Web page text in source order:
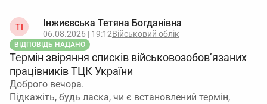
ТІ Інжиєвська Тетяна Богданівна
06.08.2026 | 19:12Військовий облік
ВІДПОВІДЬ НАДАНО
Термін звіряння списків військовозобов’язаних
працівників ТЦК України
Доброго вечора.
Підкажіть, будь ласка, чи є встановлений термін,